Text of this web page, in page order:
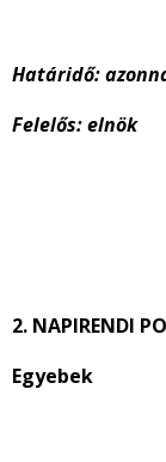
Határidő:
Felelős:elnök
2. NAPIRENDI
Egyebek